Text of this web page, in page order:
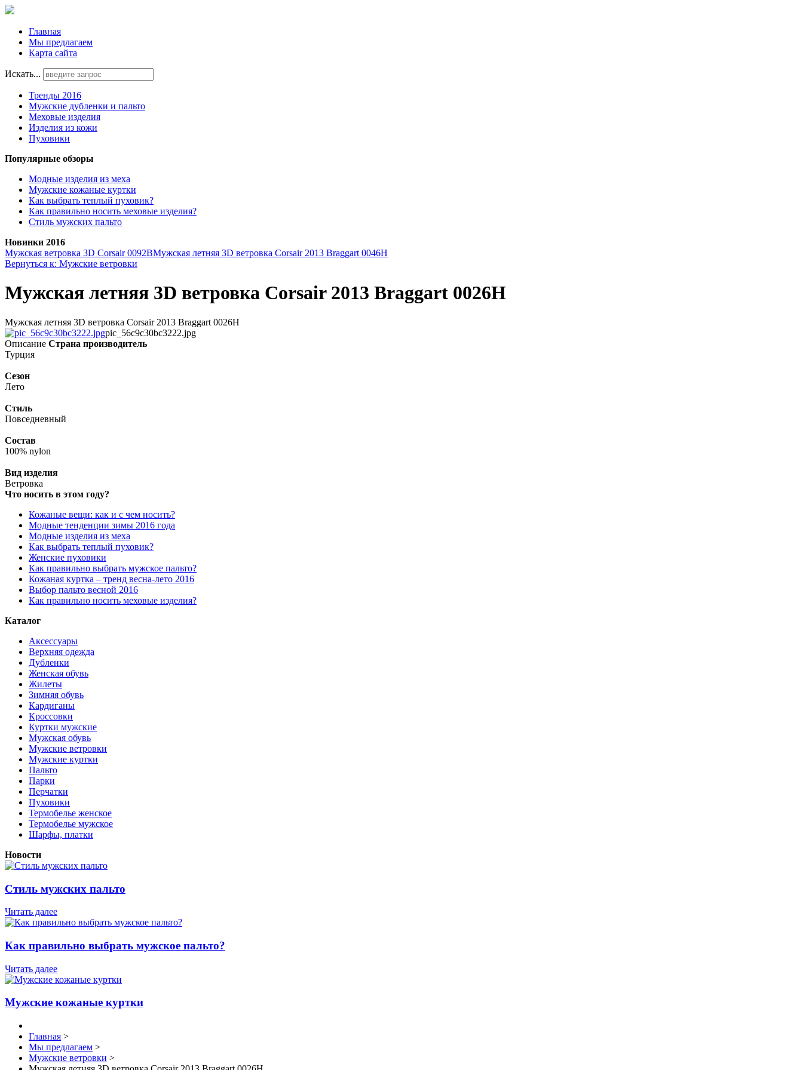
Главная
Мы предлагаем
Карта сайта
Искать...
Тренды 2016
Мужские дубленки и пальто
Меховые изделия
Изделия из кожи
Пуховики
Популярные обзоры
Модные изделия из меха
Мужские кожаные куртки
Как выбрать теплый пуховик?
Как правильно носить меховые изделия?
Стиль мужских пальто
Новинки 2016
Мужская ветровка 3D Corsair 0092BМужская летняя 3D ветровка Corsair 2013 Braggart 0046H
Вернуться к: Мужские ветровки
Мужская летняя 3D ветровка Corsair 2013 Braggart 0026H
Мужская летняя 3D ветровка Corsair 2013 Braggart 0026H
pic_56c9c30bc3222.jpg
Описание Страна производитель
Турция
Сезон
Лето
Стиль
Повседневный
Состав
100% nylon
Вид изделия
Ветровка
Что носить в этом году?
Кожаные вещи: как и с чем носить?
Модные тенденции зимы 2016 года
Модные изделия из меха
Как выбрать теплый пуховик?
Женские пуховики
Как правильно выбрать мужское пальто?
Кожаная куртка – тренд весна-лето 2016
Выбор пальто весной 2016
Как правильно носить меховые изделия?
Каталог
Аксессуары
Верхняя одежда
Дубленки
Женская обувь
Жилеты
Зимняя обувь
Кардиганы
Кроссовки
Куртки мужские
Мужская обувь
Мужские ветровки
Мужские куртки
Пальто
Парки
Перчатки
Пуховики
Термобелье женское
Термобелье мужское
Шарфы, платки
Новости
Стиль мужских пальто
Читать далее
Как правильно выбрать мужское пальто?
Читать далее
Мужские кожаные куртки
Главная >
Мы предлагаем >
Мужские ветровки >